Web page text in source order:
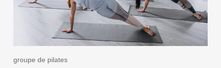
groupe de pilates